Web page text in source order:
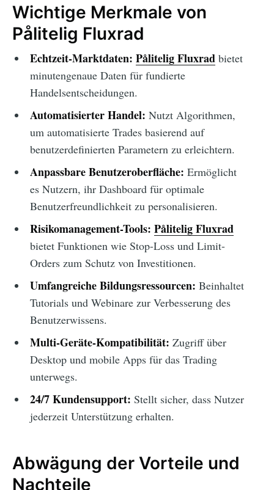
Wichtige Merkmale von
Pålitelig Fluxrad
Echtzeit-Marktdaten: Pålitelig Fluxradbietet
minutengenaue Daten für fundierte
Handelsentscheidungen.
Automatisierter Handel: Nutzt Algorithmen,
um automatisierte Trades basierend auf
benutzerdefinierten Parametern zu erleichtern.
Anpassbare Benutzeroberfläche: Ermöglicht
es Nutzern, ihr Dashboard für optimale
Benutzerfreundlichkeit zu personalisieren.
Risikomanagement-Tools: Pålitelig Fluxrad
bietet Funktionen wie Stop-Loss und Limit-
Orders zum Schutz von Investitionen.
Umfangreiche Bildungsressourcen: Beinhaltet
Tutorials und Webinare zur Verbesserung des
Benutzerwissens.
Multi-Geräte-Kompatibilität: Zugriff über
Desktop und mobile Apps für das Trading
unterwegs.
24/7 Kundensupport: Stellt sicher, dass Nutzer
jederzeit Unterstützung erhalten.
Abwägung der Vorteile und
Nachteile